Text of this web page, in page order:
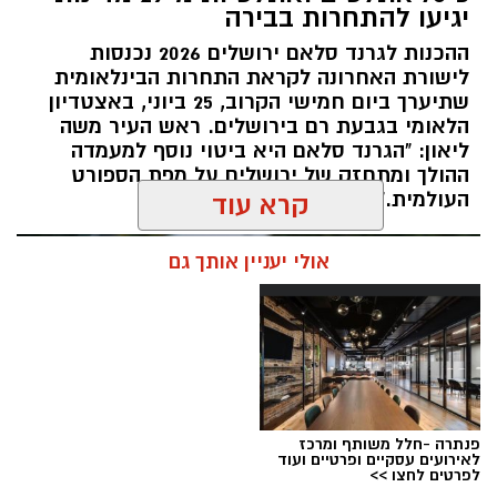
ירושלים לבירת ההתעמלות של ישראל, כאשר
מיטב המתעמלות והמתעמלים מכל רחבי הארץ
יתחרו באליפויות ישראל בענפי ההתעמלות השונים.
השנה, לראשונה, יתקיימו האליפויות לצד תחרויות
ההתעמלות של משחקי המכביה ה־22, בהשתתפות
משלחות ומתעמלים מהארץ ומהעולם, ויהפכו את
שבוע האליפויות לאחד מאירועי הספורט הבולטים
של הקיץ.
במהלך השבוע יתקיימו אליפויות ישראל בכלל ענפי
ההתעמלות: התעמלות אמנותית, התעמלות
מכשירים לבנים ולבנות, אקרובטיקה, טרמפולינה
וטמבלינג. לצד התחרויות הארציות, יתחרו
הספורטאים גם במסגרת משחקי המכביה, באירוע
בינלאומי שיפגיש את מיטב המתעמלים היהודים
מהעולם עם הספורטאים המובילים בישראל.
יגיעו להתחרות בבירה
ההכנות לגרנד סלאם ירושלים 2026 נכנסות
לישורת האחרונה לקראת התחרות הבינלאומית
שתיערך ביום חמישי הקרוב, 25 ביוני, באצטדיון
הלאומי בגבעת רם בירושלים. ראש העיר משה
ליאון: "הגרנד סלאם היא ביטוי נוסף למעמדה
ההולך ומתחזק של ירושלים על מפת הספורט
העולמית."
קרא עוד
אולי יעניין אותך גם
פנתרה -חלל משותף ומרכז
לאירועים עסקיים ופרטיים ועוד
לפרטים לחצו >>